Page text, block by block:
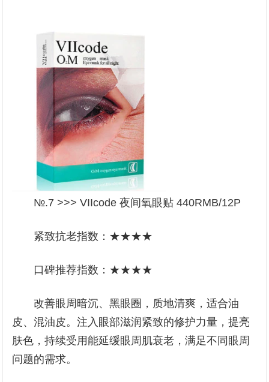
№.7 >>> VIIcode 夜间氧眼贴 440RMB/12P
紧致抗老指数：★★★★
口碑推荐指数：★★★★
改善眼周暗沉、黑眼圈，质地清爽，适合油
皮、混油皮。注入眼部滋润紧致的修护力量，提亮
肤色，持续受用能延缓眼周肌衰老，满足不同眼周
问题的需求。